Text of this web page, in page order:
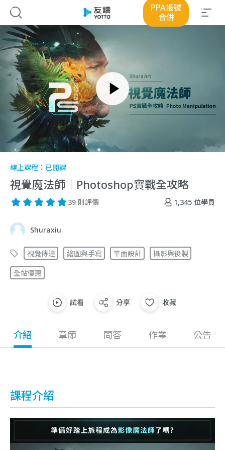
PPA帳號
合併
線上課程： 已開課
視覺魔法師｜Photoshop實戰全攻略
1,345 位學員
39 則評價
Shuraxiu
視覺傳達 繪圖與手寫 平面設計 攝影與後製
全站優惠
試看 分享 收藏
介紹 章節 問答 作業 公告
課程介紹